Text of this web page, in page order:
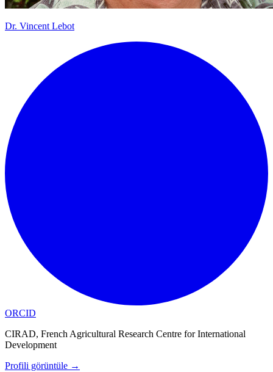
Dr. Vincent Lebot
ORCID
CIRAD, French Agricultural Research Centre for International
Development
Profili görüntüle →